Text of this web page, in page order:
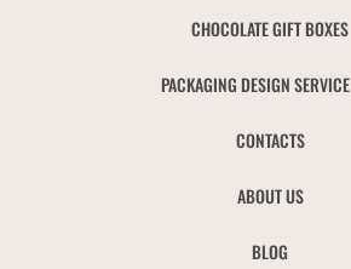
CHOCOLATE GIFT BOXES
PACKAGING DESIGN SERVICE
CONTACTS
ABOUT US
BLOG